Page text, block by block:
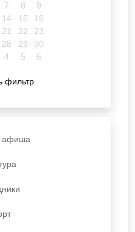
7 8
9
14 15
16
21 22
23
28 29
30
4 5 6
фильтр
афиша